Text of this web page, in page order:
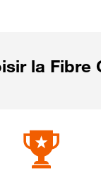
la Fibre